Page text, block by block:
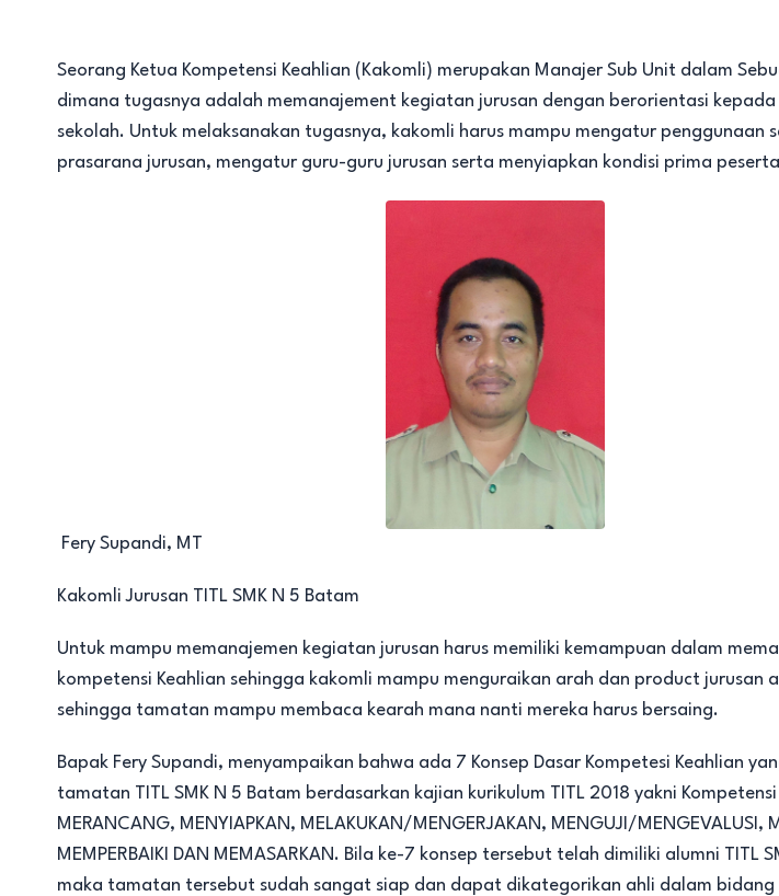
Seorang Ketua Kompetensi Keahlian (Kakomli) merupakan Manajer Sub Unit dalam
dimana tugasnya adalah memanajement kegiatan jurusan dengan berorientasi kepada
sekolah. Untuk melaksanakan tugasnya, kakomli harus mampu mengatur penggunaan
prasarana jurusan, mengatur guru-guru jurusan serta menyiapkan kondisi prima
Fery Supandi, MT
Kakomli Jurusan TITL SMK N 5 Batam
Untuk mampu memanajemen kegiatan jurusan harus memiliki kemampuan dalam
kompetensi Keahlian sehingga kakomli mampu menguraikan arah dan product jurusan
sehingga tamatan mampu membaca kearah mana nanti mereka harus bersaing.
Bapak Fery Supandi, menyampaikan bahwa ada 7 Konsep Dasar Kompetesi Keahlian
tamatan TITL SMK N 5 Batam berdasarkan kajian kurikulum TITL 2018 yakni
MERANCANG, MENYIAPKAN, MELAKUKAN/MENGERJAKAN, MENGUJI/MENGEVALUSI,
MEMPERBAIKI DAN MEMASARKAN. Bila ke-7 konsep tersebut telah dimiliki alumni TITL
maka tamatan tersebut sudah sangat siap dan dapat dikategorikan ahli dalam